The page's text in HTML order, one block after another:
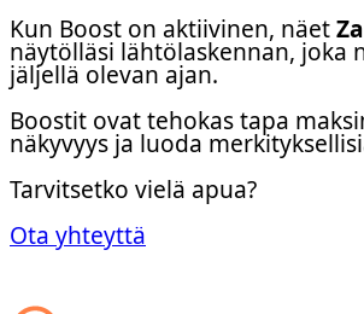
Kun Boost on aktiivinen, näet
näytölläsi lähtölaskennan, joka
jäljellä olevan ajan.
Boostit ovat tehokas tapa
näkyvyys ja luoda
Tarvitsetko vielä apua?
Ota yhteyttä